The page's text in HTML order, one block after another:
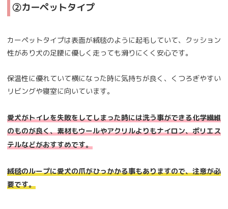
②カーペットタイプ
カーペットタイプは表面が絨毯のように起毛していて、クッション
性があり犬の足腰に優しく走っても滑りにくく安心です。
保温性に優れていて横になった時に気持ちが良く、くつろぎやすい
リビングや寝室に向いています。
愛犬がトイレを失敗をしてしまった時には洗う事ができる化学繊維
のものが良く、素材もウールやアクリルよりもナイロン、ポリエス
テルなどがおすすめです。
絨毯のループに愛犬の爪がひっかかる事もありますので、注意が必
要です。